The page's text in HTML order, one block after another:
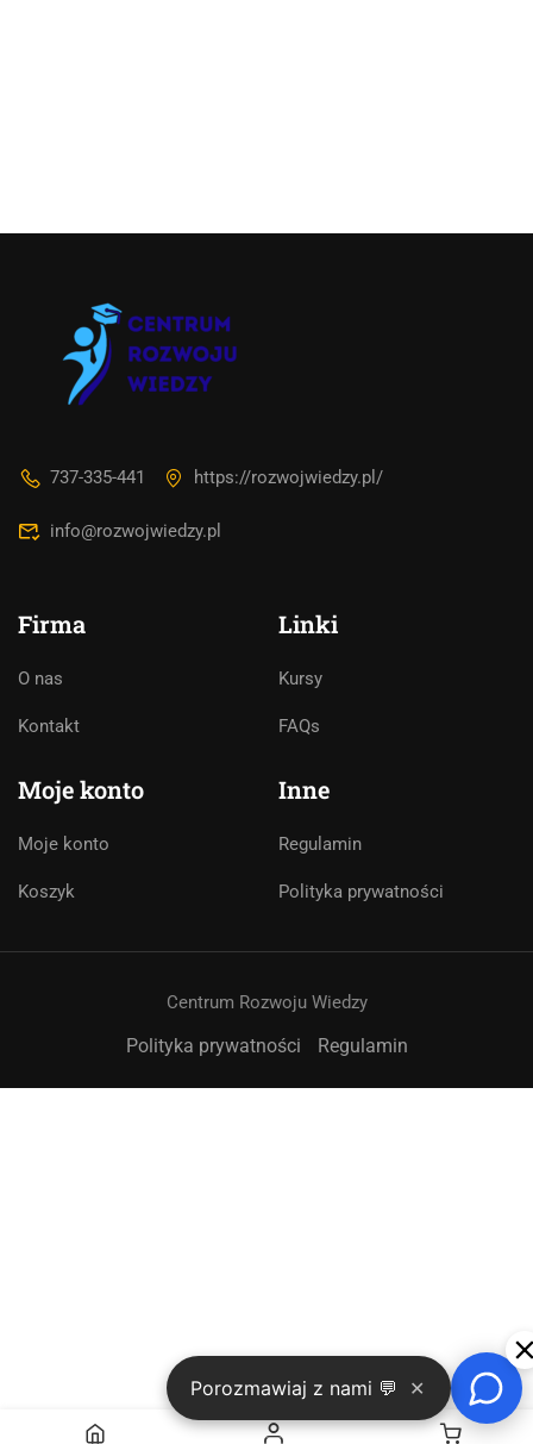
737-335-441 https://rozwojwiedzy.pl/
info@rozwojwiedzy.pl
Firma
O nas
Kontakt
Linki
Kursy
FAQs
Moje konto
Moje konto
Koszyk
Inne
Regulamin
Polityka prywatności
Centrum Rozwoju Wiedzy
Polityka prywatności Regulamin
Porozmawiaj z nami 💬 ✕
asystentem AI. Jak mogę Ci pomóc?